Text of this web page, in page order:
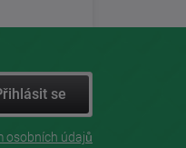
se
osobních údajů